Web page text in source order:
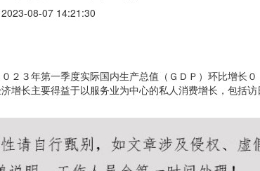
2023-08-07 14:21:30
３年第一季度实际国内生产总值（ＧＤＰ）环比增长
长主要得益于以服务业为中心的私人消费增长，包括